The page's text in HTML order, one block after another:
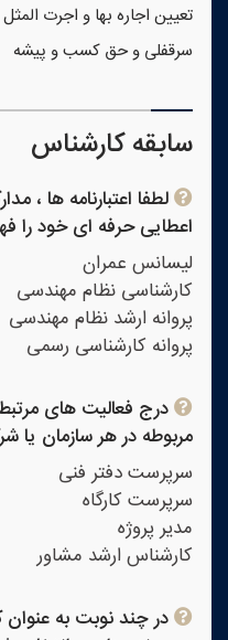
تعیین اجاره بها و اجرت المثل
سرقفلی و حق کسب و پیشه
سابقه کارشناس
لطفا اعتبارنامه ها ،
اعطایی حرفه ای خود را
لیسانس عمران
کارشناسی نظام مهندسی
پروانه ارشد نظام مهندسی
پروانه کارشناسی رسمی
درج فعالیت های
مربوطه در هر سازمان یا
سرپرست دفتر فنی
سرپرست کارگاه
مدیر پروژه
کارشناس ارشد مشاور
در چند نوبت به عنوان